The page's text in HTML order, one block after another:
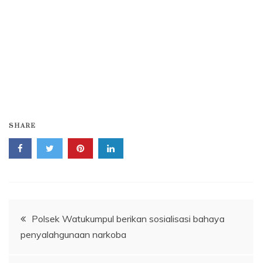
SHARE
Navigasi
pos
Polsek Watukumpul berikan sosialisasi bahaya
penyalahgunaan narkoba